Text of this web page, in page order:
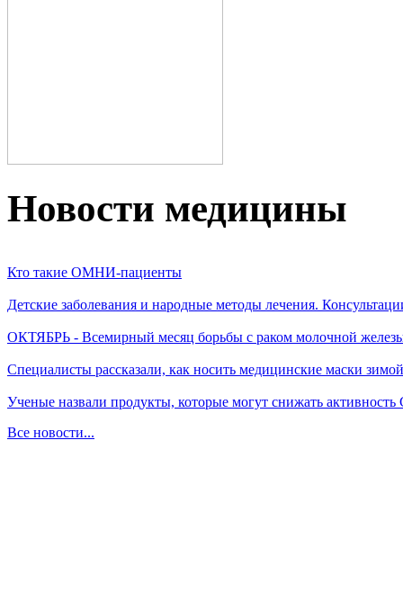
Новости медицины
Кто такие ОМНИ-пациенты
Детские заболевания и народные методы лечения.
ОКТЯБРЬ - Всемирный месяц борьбы с раком молочной
Специалисты рассказали, как носить медицинские маски зимой
Ученые назвали продукты, которые могут снижать
Все новости...